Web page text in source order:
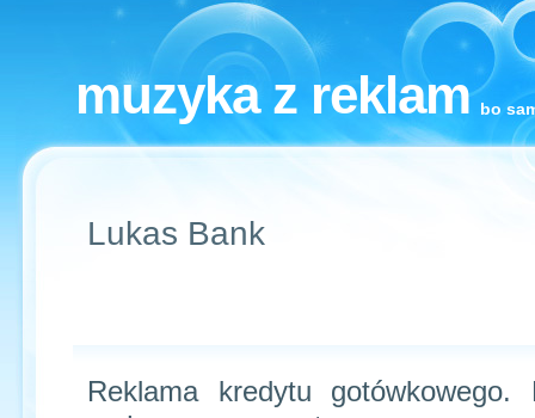
muzyka z reklam bo
Lukas Bank
Reklama kredytu gotówkowego.